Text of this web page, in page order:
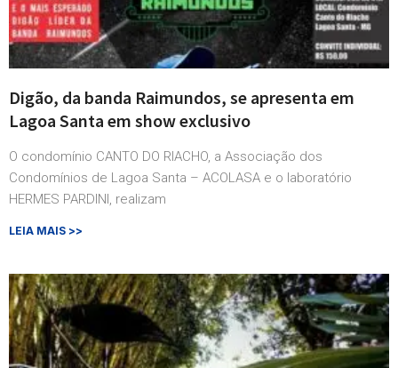
Digão, da banda Raimundos, se apresenta em
Lagoa Santa em show exclusivo
O condomínio CANTO DO RIACHO, a Associação dos
Condomínios de Lagoa Santa – ACOLASA e o laboratório
HERMES PARDINI, realizam
LEIA MAIS >>